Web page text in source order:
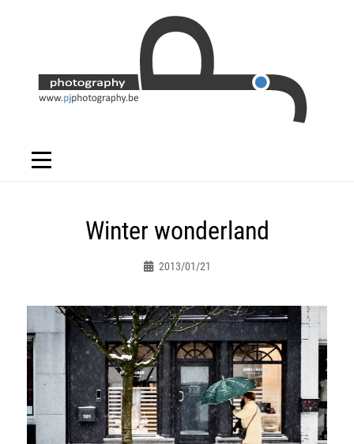
Winter wonderland
2013/01/21
Bericht